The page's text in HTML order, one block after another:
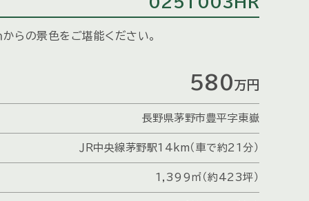
からの景色をご堪能ください。
580万円
長野県茅野市豊平字東嶽
ＪＲ中央線茅野駅14km（車で約21分）
1,399㎡（約423坪）